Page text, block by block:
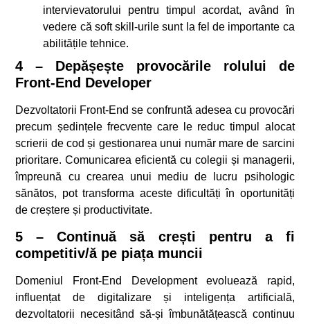
intervievatorului pentru timpul acordat, având în
vedere că soft skill-urile sunt la fel de importante ca
abilitățile tehnice.
4 – Depășește provocările rolului de
Front-End Developer
Dezvoltatorii Front-End se confruntă adesea cu provocări
precum ședințele frecvente care le reduc timpul alocat
scrierii de cod și gestionarea unui număr mare de sarcini
prioritare. Comunicarea eficientă cu colegii și managerii,
împreună cu crearea unui mediu de lucru psihologic
sănătos, pot transforma aceste dificultăți în oportunități
de creștere și productivitate.
5 – Continuă să crești pentru a fi
competitiv/ă pe piața muncii
Domeniul Front-End Development evoluează rapid,
influențat de digitalizare și inteligența artificială,
dezvoltatorii necesitând să-și îmbunătățească continuu